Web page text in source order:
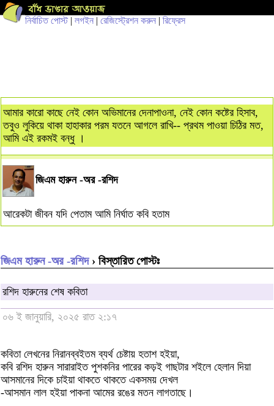
নির্বাচিত পোস্ট| লগইন | রেজিস্ট্রেশন করুন | রিফ্রেস
আমার কারো কাছে নেই কোন অভিমানের দেনাপাওনা, নেই কোন কষ্টের হিসাব,
তবুও লুকিয়ে থাকা হাহাকার পরম যতনে আগলে রাখি-- প্রথম পাওয়া চিঠির মত,
আমি এই রকমই বন্ধু ।
জিএম হারুন -অর -রশিদ
আরেকটা জীবন যদি পেতাম আমি নির্ঘাত কবি হতাম
জিএম হারুন -অর -রশিদ› বিস্তারিত পোস্টঃ
রশিদ হারুনের শেষ কবিতা
০৬ ই জানুয়ারি, ২০২৫ রাত ২:১৭
কবিতা লেখনের নিরানব্বইতম ব্যর্থ চেষ্টায় হতাশ হইয়া,
কবি রশিদ হারুন সারারাইত পুশকনির পারের কড়ই গাছটার শইলে হেলান দিয়া
আসমানের দিকে চাইয়া থাকতে থাকতে একসময় দেখল
-আসমান লাল হইয়া পাকনা আমের রঙের মতন লাগতাছে।